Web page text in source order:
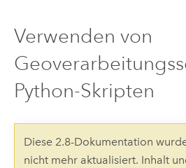
Verwenden von
Python-Skripten
Diese 2.8-Dokumentation
nicht mehr aktualisiert. Inhalt